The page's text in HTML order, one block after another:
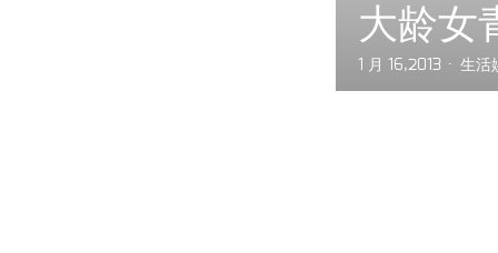
大龄女
1 月 16,2013 生活